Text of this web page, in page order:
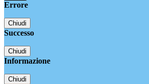
Errore
Chiudi
Successo
Chiudi
Informazione
Chiudi